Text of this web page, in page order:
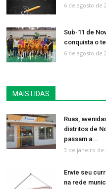
6 de agosto de
Sub-11 de
conquista o
6 de agosto de
MAIS LIDAS
Ruas,
distritos de
passam a...
3 de janeiro de
Envie seu
na rede